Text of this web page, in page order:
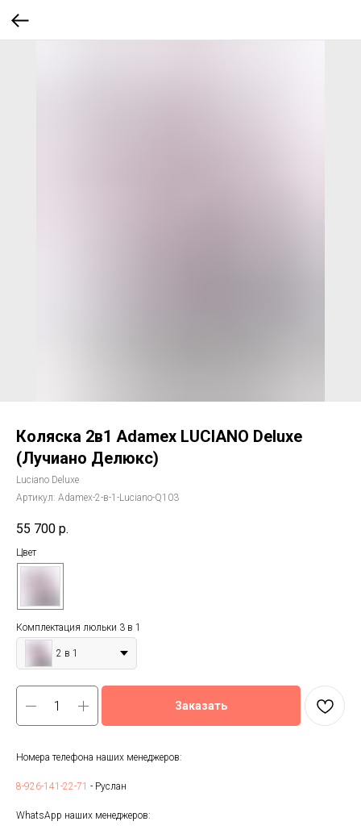
Коляска 2в1 Adamex LUCIANO Deluxe
(Лучиано Делюкс)
Luciano Deluxe
Артикул: Adamex-2-в-1-Luciano-Q103
55 700 р.
Цвет
Комплектация люльки 3 в 1
2 в 1
Заказать
Номера телефона наших менеджеров:
8-926-141-22-71 - Руслан
WhatsApp наших менеджеров: